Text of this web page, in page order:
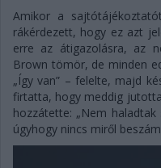
Amikor a
rákérdezett, hogy ez azt
erre az átigazolásra, az
Brown tömör, de minden
„Így van” – felelte, majd
firtatta, hogy meddig
hozzátette: „Nem
úgyhogy nincs miről